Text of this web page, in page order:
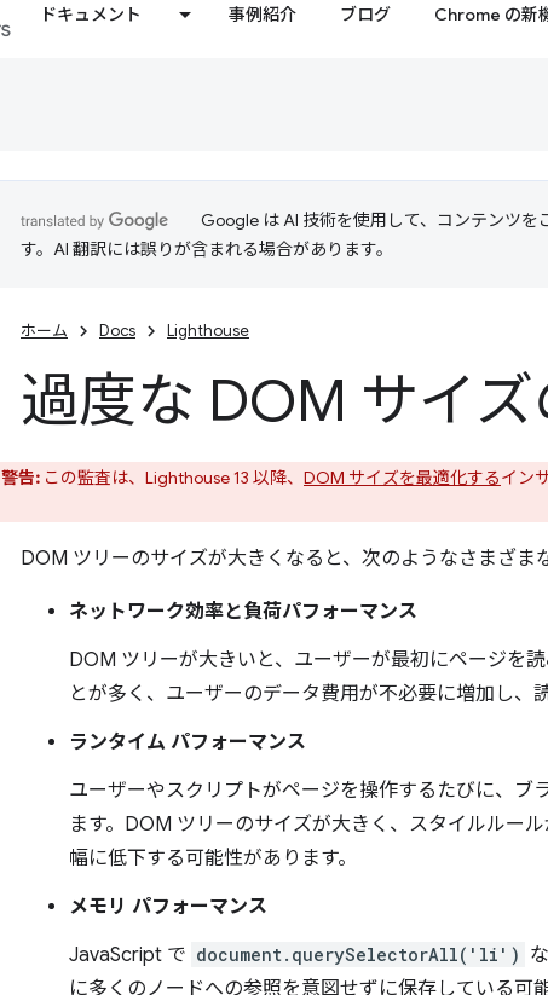
ドキュメント 事例紹介 ブログ Chrome の新
Google は AI 技術を使用して、コンテンツを
す。AI 翻訳には誤りが含まれる場合があります。
ホーム Docs Lighthouse
過度な DOM サイ
警告: この監査は、Lighthouse 13 以降、 DOM サイズを最適化するイン
DOM ツリーのサイズが大きくなると、次のようなさまざま
ネットワーク効率と負荷パフォーマンス
DOM ツリーが大きいと、ユーザーが最初にページを
とが多く、ユーザーのデータ費用が不必要に増加し、
ランタイム パフォーマンス
ユーザーやスクリプトがページを操作するたびに、ブ
ます。DOM ツリーのサイズが大きく、スタイルルー
幅に低下する可能性があります。
メモリ パフォーマンス
JavaScript で document.querySelectorAll('li')
に多くのノードへの参照を意図せずに保存している可